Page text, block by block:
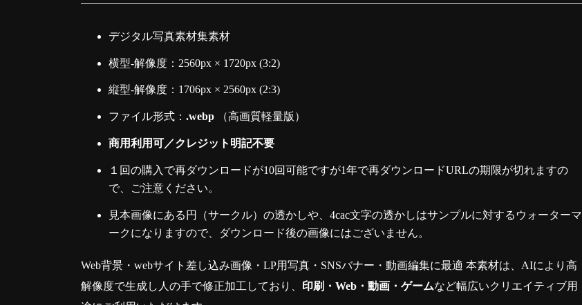
デジタル写真素材集素材
横型-解像度：2560px × 1720px (3:2)
縦型-解像度：1706px × 2560px (2:3)
ファイル形式： .webp （高画質軽量版）
商用利用可／クレジット明記不要
１回の購入で再ダウンロードが10回可能ですが1年で再ダウンロードURLの期限が切れますの
で、ご注意ください。
見本画像にある円（サークル）の透かしや、4cac文字の透かしはサンプルに対するウォーターマ
ークになりますので、ダウンロード後の画像にはございません。
Web背景・webサイト差し込み画像・LP用写真・SNSバナー・動画編集に最適 本素材は、AIにより高
解像度で生成し人の手で修正加工しており、 印刷・Web・動画・ゲームなど幅広いクリエイティブ用